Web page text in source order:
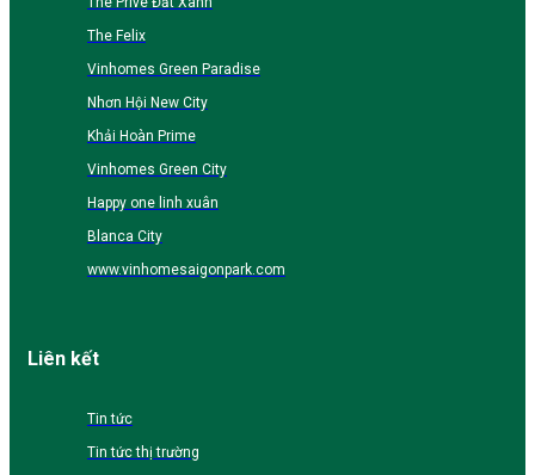
The Felix
Vinhomes Green Paradise
Nhơn Hội New City
Khải Hoàn Prime
Vinhomes Green City
Happy one linh xuân
Blanca City
www.vinhomesaigonpark.com
Liên kết
Tin tức
Tin tức thị trường